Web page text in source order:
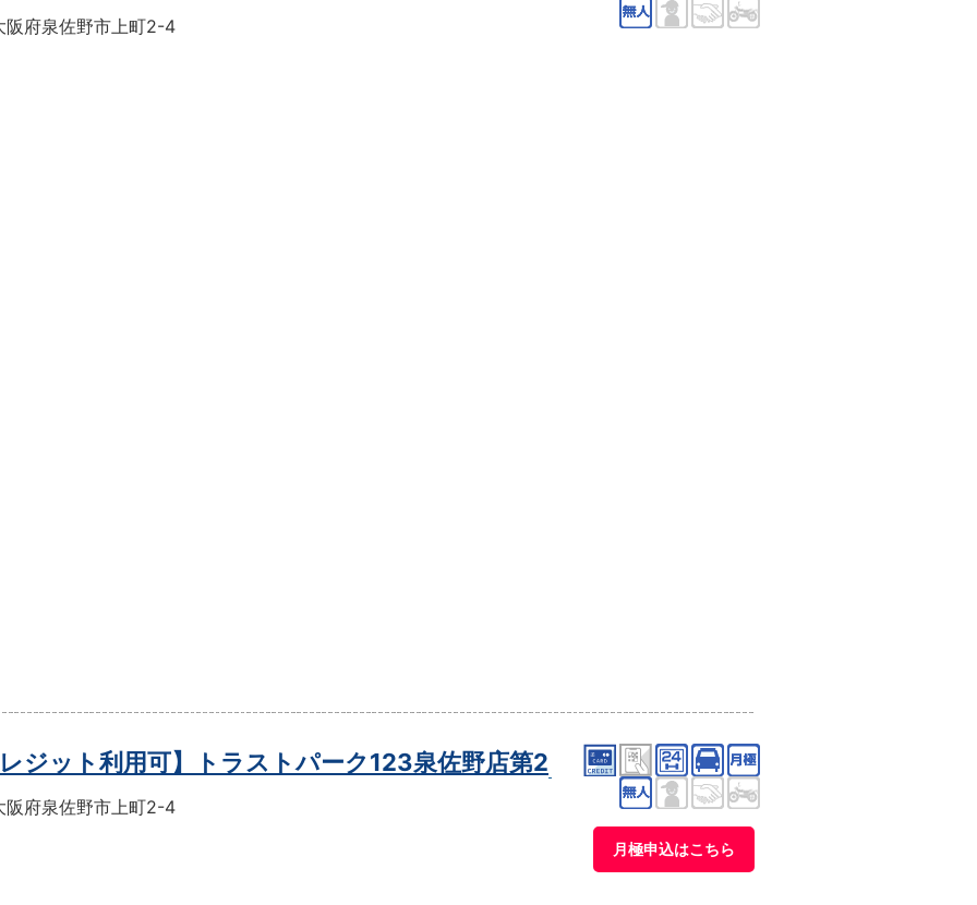
阪府泉佐野市上町2-4
レジット利用可】トラストパーク123泉佐野店第2
阪府泉佐野市上町2-4
月極申込はこちら